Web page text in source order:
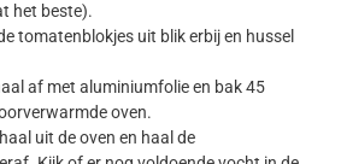
het beste).
tomatenblokjes uit blik erbij en hussel
af met aluminiumfolie en bak 45
oven.
uit de oven en haal de